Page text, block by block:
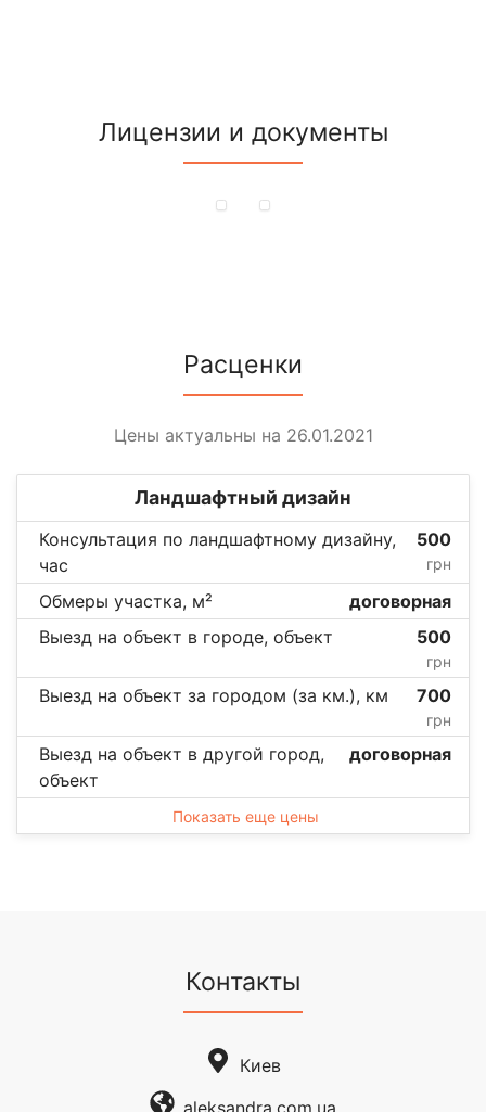
Лицензии и документы
Расценки
Цены актуальны на 26.01.2021
Ландшафтный дизайн
Консультация по ландшафтному дизайну,
час
500
грн
Обмеры участка, м²
договорная
Выезд на объект в городе, объект
500
грн
Выезд на объект за городом (за км.), км 700
грн
Выезд на объект в другой город,
объект
договорная
Показать еще цены
Контакты
Киев
aleksandra.com.ua